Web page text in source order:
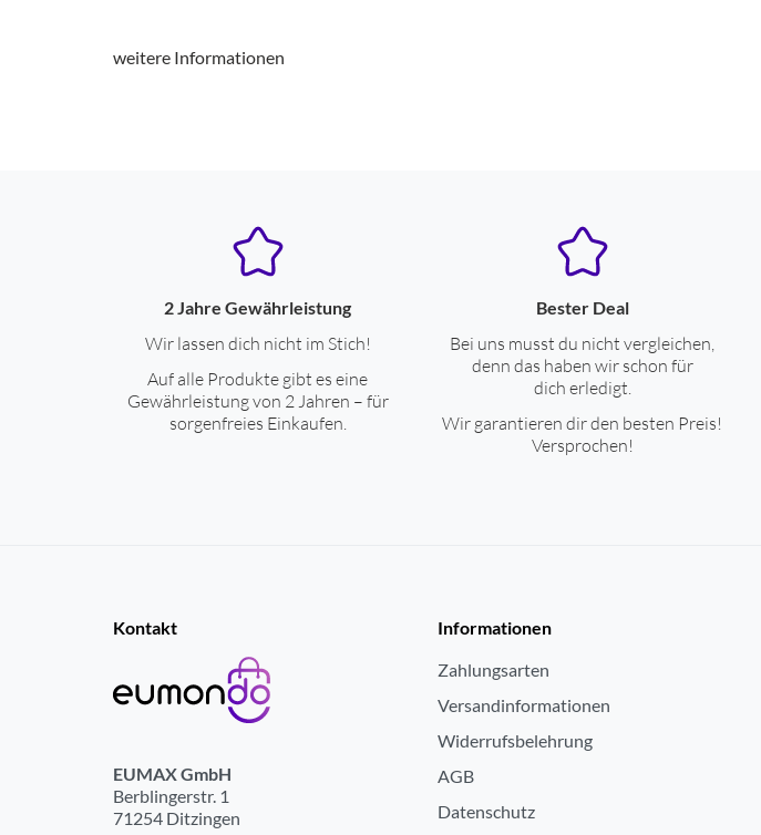
weitere Informationen
2 Jahre Gewährleistung
Wir lassen dich nicht im Stich!
Auf alle Produkte gibt es eine
Gewährleistung von 2 Jahren – für
sorgenfreies Einkaufen.
Bester Deal
Bei uns musst du nicht vergleichen,
denn das haben wir schon für
dich erledigt.
Wir garantieren dir den besten Preis!
Versprochen!
Kontakt
EUMAX GmbH
Berblingerstr. 1
71254 Ditzingen
Informationen
Zahlungsarten
Versandinformationen
Widerrufsbelehrung
AGB
Datenschutz